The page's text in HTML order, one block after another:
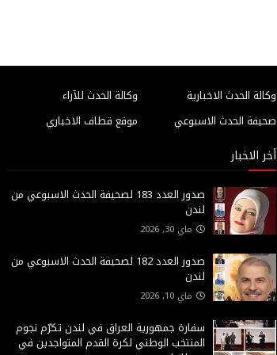
وكالة الحدث للآراء
وكالة الحدث الاخبارية
موقع قطاف الاخباري
صحيفة الحدث الاسبوعي
أخر الاخبار
صدور العدد 183 لصحيفة الحدث الاسبوعي من
لندن
ماي 30, 2026
صدور العدد 182 لصحيفة الحدث الاسبوعي من
لندن
ماي 10, 2026
سفارة جمهورية العراق في لندن تكرّم نجوم
المنتخب الوطني لكرة القدم المتواجدين في